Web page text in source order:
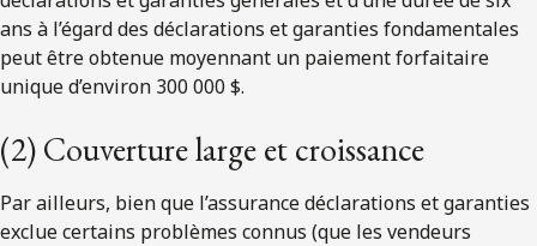
ans à l’égard des déclarations et garanties fondamentales
peut être obtenue moyennant un paiement forfaitaire
unique d’environ 300 000 $.
(2) Couverture large et croissance
Par ailleurs, bien que l’assurance déclarations et garanties
exclue certains problèmes connus (que les vendeurs